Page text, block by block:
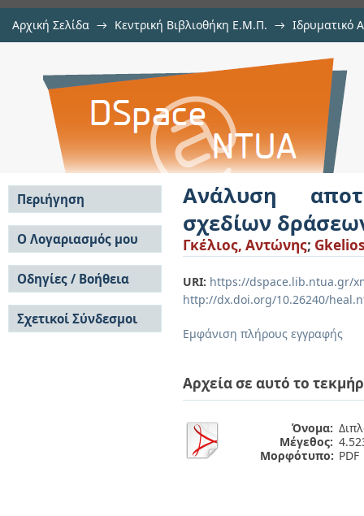
Αρχική Σελίδα → Κεντρική Βιβλιοθήκη Ε.Μ.Π. → Ιδρυματικό
Ανάλυση
αειφόρου ανάπτυξης
Ανάλυση
σχεδίων
Γκέλιος, Αντώνης;
URI: https://dspace.lib.ntua.gr/
http://dx.doi.org/10.26240/
Εμφάνιση πλήρους εγγραφής
Αρχεία σε αυτό το
Όνομα:
Μέγεθος:
Μορφότυπο: PDF
Περιήγηση
Σε όλο το DSpace
Κοινότητες & Συλλογές
Ανά Ημερομηνία
Έκδοσης
Συγγραφείς
Τίτλοι
Θέματα
Ο Λογαριασμός μου
Σύνδεση
Εγγραφή
Οδηγίες / Βοήθεια
Οδηγίες Υποβολής
Οδηγίες Χρήσης ΙΑ
Συχνές Ερωτήσεις
Σχετικοί Σύνδεσμοι